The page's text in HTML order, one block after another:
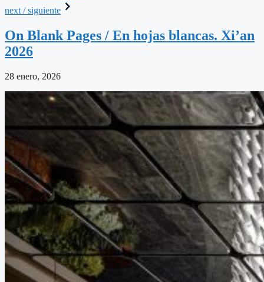
next / siguiente
On Blank Pages / En hojas blancas. Xi’an
2026
28 enero, 2026